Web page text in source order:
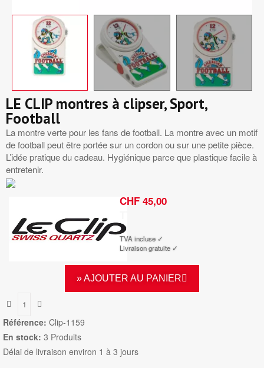
LE CLIP montres à clipser, Sport,
Football
La montre verte pour les fans de football. La montre avec un motif
de football peut être portée sur un cordon ou sur une petite pièce.
L’idée pratique du cadeau. Hygiénique parce que plastique facile à
entretenir.
CHF 45,00
TVA incluse ✓
Livraison gratuite ✓
» AJOUTER AU PANIER
Référence: Clip-1159
En stock: 3 Produits
Délai de livraison environ 1 à 3 jours